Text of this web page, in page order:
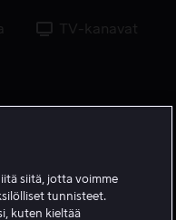
TV-kanavat
siitä, jotta voimme
tunnisteet.
kuten kieltää